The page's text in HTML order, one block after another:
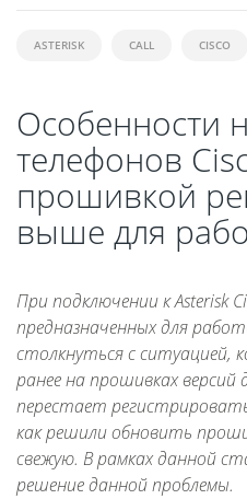
ASTERISK CALL CISCO
Особенности
телефонов
прошивкой
выше для
При подключении к Asterisk
предназначенных для
столкнуться с ситуацией,
ранее на прошивках версий
перестает
как решили обновить
свежую. В рамках данной
решение данной проблемы.